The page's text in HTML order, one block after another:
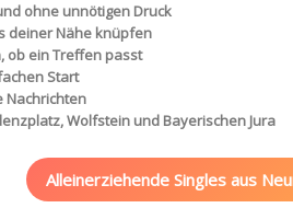
ohne unnötigen Druck
deiner Nähe knüpfen
ob ein Treffen passt
Start
Nachrichten
Wolfstein und Bayerischen Jura
Alleinerziehende Singles aus